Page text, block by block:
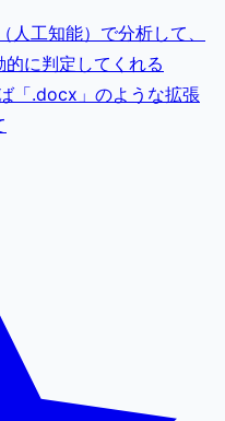
工知能）で分析して、
に判定してくれる
「.docx」のような拡張